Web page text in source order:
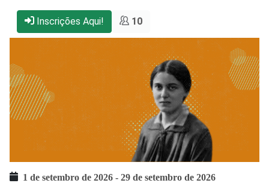
Inscrições Aqui! 10
1 de setembro de 2026 - 29 de setembro de 2026